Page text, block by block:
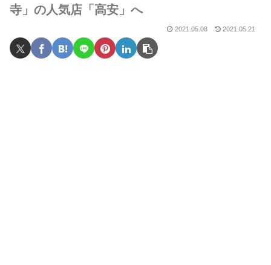
寺」の人気店「高安」へ
2021.05.08 2021.05.21